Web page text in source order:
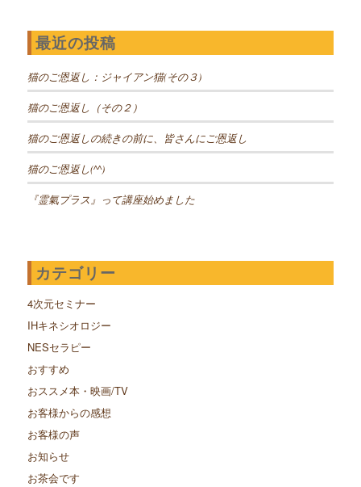
最近の投稿
猫のご恩返し：ジャイアン猫(その３)
猫のご恩返し（その２）
猫のご恩返しの続きの前に、皆さんにご恩返し
猫のご恩返し(^^)
『霊氣プラス』って講座始めました
カテゴリー
4次元セミナー
IHキネシオロジー
NESセラピー
おすすめ
おススメ本・映画/TV
お客様からの感想
お客様の声
お知らせ
お茶会です